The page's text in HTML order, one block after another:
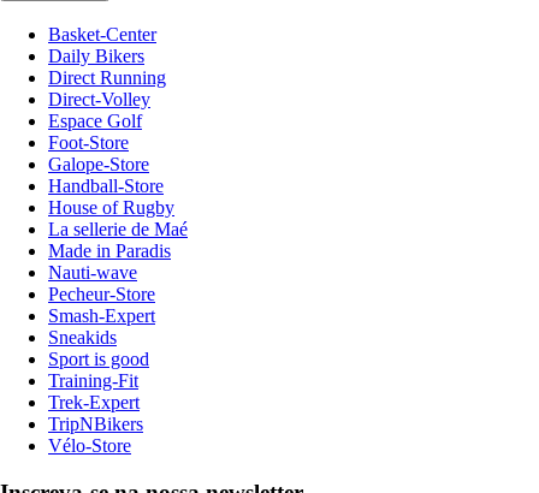
Basket-Center
Daily Bikers
Direct Running
Direct-Volley
Espace Golf
Foot-Store
Galope-Store
Handball-Store
House of Rugby
La sellerie de Maé
Made in Paradis
Nauti-wave
Pecheur-Store
Smash-Expert
Sneakids
Sport is good
Training-Fit
Trek-Expert
TripNBikers
Vélo-Store